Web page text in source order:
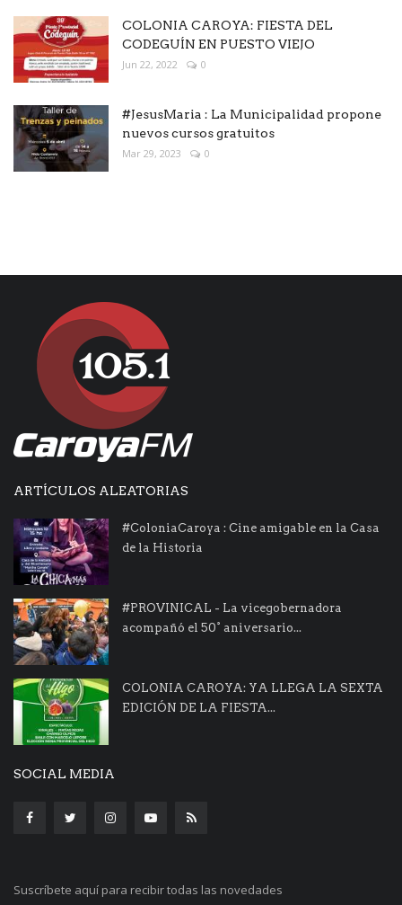
COLONIA CAROYA: FIESTA DEL
CODEGUÍN EN PUESTO VIEJO
Jun 22, 2022 0
#JesusMaria : La Municipalidad propone
nuevos cursos gratuitos
Mar 29, 2023 0
ARTÍCULOS ALEATORIAS
#ColoniaCaroya : Cine amigable en la Casa
de la Historia
#PROVINICAL - La vicegobernadora
acompañó el 50° aniversario...
COLONIA CAROYA: YA LLEGA LA SEXTA
EDICIÓN DE LA FIESTA...
SOCIAL MEDIA
Suscríbete aquí para recibir todas las novedades